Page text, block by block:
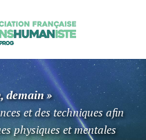
?
demain »
et des techniques afin
physiques et mentales